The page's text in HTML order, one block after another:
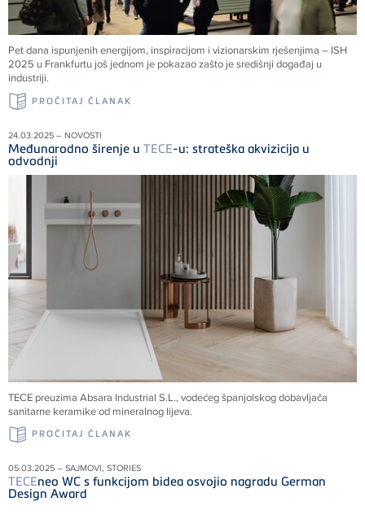
Pet dana ispunjenih energijom, inspiracijom i vizionarskim rješenjima – ISH
2025 u Frankfurtu još jednom je pokazao zašto je središnji događaj u
industriji.
PROČITAJ ČLANAK
24.03.2025 – NOVOSTI
Međunarodno širenje u TECE-u: strateška akvizicija u
odvodnji
TECE preuzima Absara Industrial S.L., vodećeg španjolskog dobavljača
sanitarne keramike od mineralnog lijeva.
PROČITAJ ČLANAK
05.03.2025 – SAJMOVI, STORIES
TECEneo WC s funkcijom bidea osvojio nagradu German
Design Award